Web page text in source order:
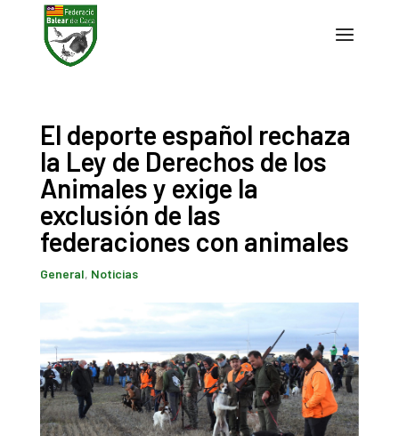
El deporte español rechaza
la Ley de Derechos de los
Animales y exige la
exclusión de las
federaciones con animales
General, Noticias